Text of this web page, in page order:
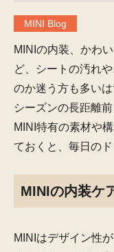
MINI Blog
MINIの内装、かわ
ど、シートの汚れ
のか迷う方も多い
シーズンの長距離
MINI特有の素材や
ておくと、毎日の
MINIの内装ケ
MINIはデザイン性